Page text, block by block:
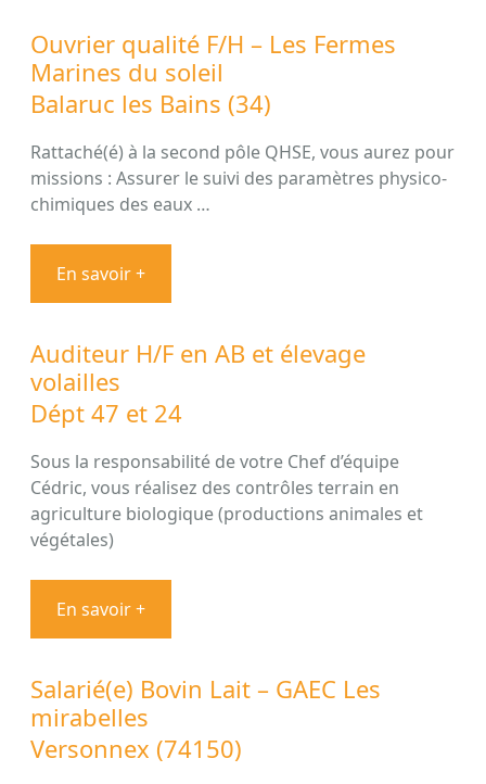
Ouvrier qualité F/H – Les Fermes
Marines du soleil
Balaruc les Bains (34)
Rattaché(é) à la second pôle QHSE, vous aurez pour
missions : Assurer le suivi des paramètres physico-
chimiques des eaux …
En savoir +
Auditeur H/F en AB et élevage
volailles
Dépt 47 et 24
Sous la responsabilité de votre Chef d’équipe
Cédric, vous réalisez des contrôles terrain en
agriculture biologique (productions animales et
végétales)
En savoir +
Salarié(e) Bovin Lait – GAEC Les
mirabelles
Versonnex (74150)